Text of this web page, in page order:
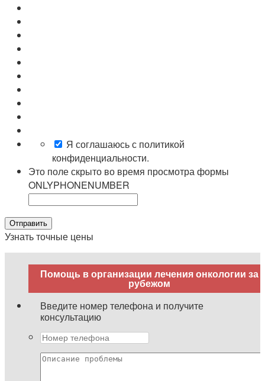
Я соглашаюсь с политикой
конфиденциальности.
Это поле скрыто во время просмотра формы
ONLYPHONENUMBER
Узнать точные цены
Помощь в организации лечения онкологии за
рубежом
Введите номер телефона и получите
консультацию